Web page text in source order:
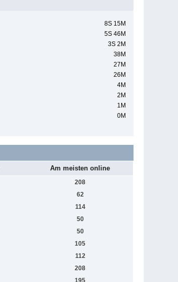
8S 15M
5S 46M
3S 2M
38M
27M
26M
4M
2M
1M
0M
Am meisten online
208
62
114
50
50
105
112
208
195